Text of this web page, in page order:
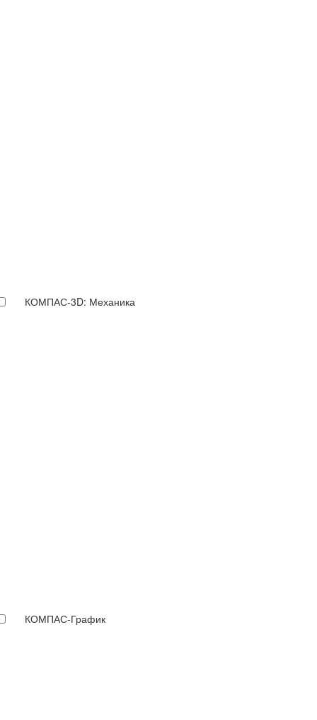
КОМПАС-3D: Механика
КОМПАС-График